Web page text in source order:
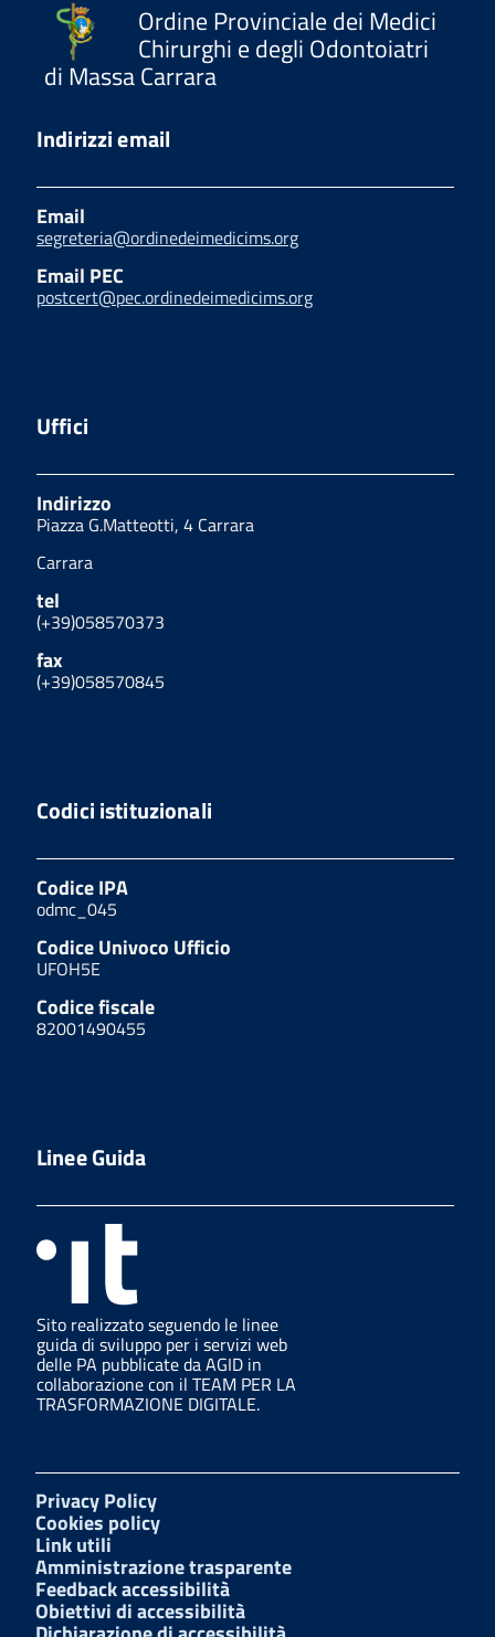
Ordine Provinciale dei Medici
Chirurghi e degli Odontoiatri
di Massa Carrara
Indirizzi email
Email
segreteria@ordinedeimedicims.org
Email PEC
postcert@pec.ordinedeimedicims.org
Uffici
Indirizzo
Piazza G.Matteotti, 4 Carrara
Carrara
tel
(+39)058570373
fax
(+39)058570845
Codici istituzionali
Codice IPA
odmc_045
Codice Univoco Ufficio
UFOH5E
Codice fiscale
82001490455
Linee Guida
Sito realizzato seguendo le linee
guida di sviluppo per i servizi web
delle PA pubblicate da AGID in
collaborazione con il TEAM PER LA
TRASFORMAZIONE DIGITALE.
Privacy Policy
Cookies policy
Link utili
Amministrazione trasparente
Feedback accessibilità
Obiettivi di accessibilità